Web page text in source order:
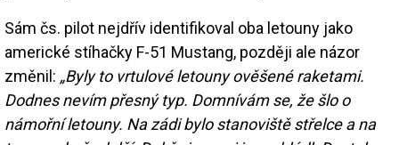
Sám čs. pilot nejdřív identifikoval oba letouny jako
americké stíhačky F-51 Mustang, později ale názor
změnil: „Byly to vrtulové letouny ověšené raketami.
Dodnes nevím přesný typ. Domnívám se, že šlo o
námořní letouny. Na zádi bylo stanoviště střelce a na